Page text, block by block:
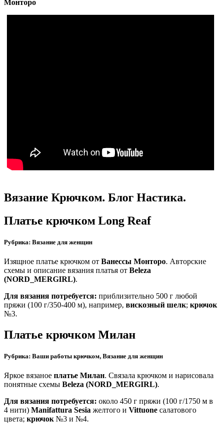
Монторо
Вязание Крючком. Блог Настика.
Платье крючком Long Reaf
Рубрика: Вязание для женщин
Изящное платье крючком от Ванессы Монторо. Авторские
схемы и описание вязания платья от Beleza
(NORD_MERGIRL).
Для вязания потребуется: приблизительно 500 г любой
пряжи (100 г/350-400 м), например, вискозный шелк; крючок
№3.
Платье крючком Милан
Рубрика: Ваши работы крючком, Вязание для женщин
Яркое вязаное платье Милан. Связала крючком и нарисовала
понятные схемы Beleza (NORD_MERGIRL).
Для вязания потребуется: около 450 г пряжи (100 г/1750 м в
4 нити) Manifattura Sesia желтого и Vittuone салатового
цвета; крючок№3 и №4.